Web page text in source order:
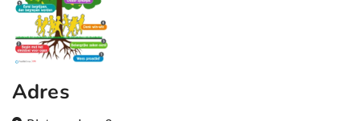
Adres